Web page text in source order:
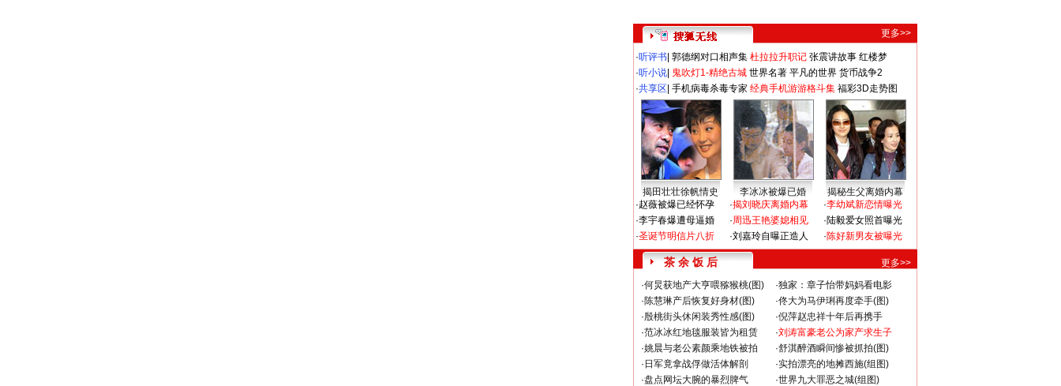
更多>>
·听评书 郭德纲对口相声集 杜拉拉升职记 张震讲故事 红楼梦
·听小说 鬼吹灯1-精绝古城 世界名著 平凡的世界 货币战争2
·共享区 手机病毒杀毒专家 经典手机游游格斗集 福彩3D走势图
揭田壮壮徐帆情史 李冰冰被爆已婚
揭秘生父离婚内幕
·赵薇被爆已经怀孕
·李宇春爆遭母逼婚
·圣诞节明信片八折
·揭刘晓庆离婚内幕
·周迅王艳婆媳相见
·刘嘉玲自曝正造人
·李幼斌新恋情曝光
·陆毅爱女照首曝光
·陈好新男友被曝光
茶 余 饭 后
更多>>
·何炅获地产大亨喂猕猴桃(图) ·独家：章子怡带妈妈看电影
·陈慧琳产后恢复好身材(图) ·佟大为马伊琍再度牵手(图)
·殷桃街头休闲装秀性感(图) ·倪萍赵忠祥十年后再携手
·范冰冰红地毯服装皆为租赁 ·刘涛富豪老公为家产求生子
·姚晨与老公素颜乘地铁被拍 ·舒淇醉酒瞬间惨被抓拍(图)
· 日军竟拿战俘做活体解剖 ·实拍漂亮的地摊西施(组图)
·盘点网坛大腕的暴烈脾气 ·世界九大罪恶之城(组图)